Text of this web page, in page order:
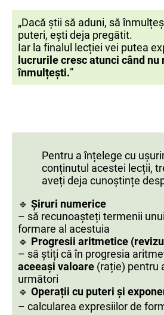
„Dacă știi să aduni, să
puteri, ești deja pregătit.
Iar la finalul lecției vei putea
lucrurile cresc atunci când nu
înmulțești.”
Pentru a înțelege cu
conținutul acestei lecții,
aveți deja cunoștințe
🔹 Șiruri numerice
– să recunoașteți termenii
formare al acestuia
🔹 Progresii aritmetice
– să știți că în progresia
aceeași valoare (rație) pentru
următori
🔹 Operații cu puteri și
– calcularea expresiilor de